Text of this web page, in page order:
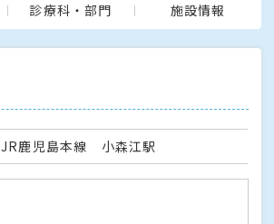
診療科・部門 施設情報
JR鹿児島本線 小森江駅